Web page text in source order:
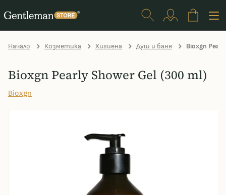
Начало Козметика Хигиена Душ и баня Bioxgn
Bioxgn Pearly Shower Gel (300 ml)
Bioxgn